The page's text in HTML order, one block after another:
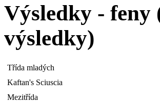
Výsledky - feny
výsledky)
Třída mladých
Kaftan's Sciuscia
Mezitřída